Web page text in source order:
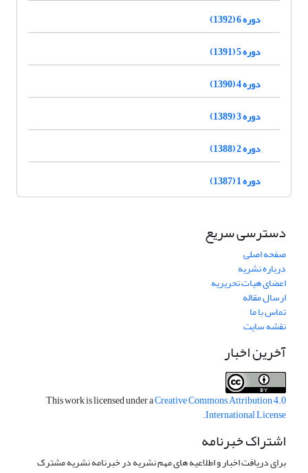
دوره 6 (1392)
دوره 5 (1391)
دوره 4 (1390)
دوره 3 (1389)
دوره 2 (1388)
دوره 1 (1387)
دسترسی سریع
صفحه اصلی
درباره نشریه
اعضای هیات تحریریه
ارسال مقاله
تماس با ما
نقشه سایت
آخرین اخبار
This work is licensed under aCreative Commons Attribution 4.0
International License
.
اشتراک خبرنامه
برای دریافت اخبار و اطلاعیه های مهم نشریه در خبرنامه نشریه مشترک